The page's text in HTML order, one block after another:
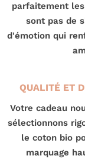
parfaitement
sont pas de
d'émotion qui
QUALITÉ ET
Votre cadeau
sélectionnons
le coton bio
marquage